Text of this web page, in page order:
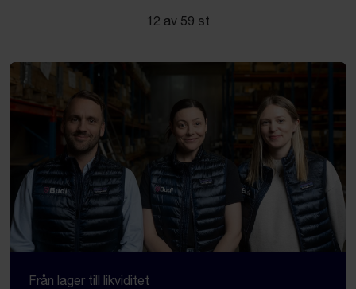
12 av 59 st
Från lager till likviditet